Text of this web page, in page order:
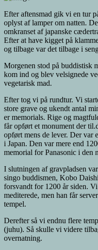
Efter aftensmad gik vi en tur
oplyst af lamper om natten.
omkranset af japanske
Efter at have kigget på
og tilbage var det tilbage i
Morgenen stod på buddistisk
kom ind og blev velsignede
vegetarisk mad.
Efter tog vi på rundtur. Vi
store grave og ukendt antal
er memorials. Rige og
får opført et monument der
opført mens de lever. Der var
i Japan. Den var mere end
memorial for Panasonic i den
I slutningen af gravpladsen
singo buddismen, Kobo
forsvandt for 1200 år siden.
mediterede, men han får
tempel.
Derefter så vi endnu flere
(juhu). Så skulle vi videre
overnatning.